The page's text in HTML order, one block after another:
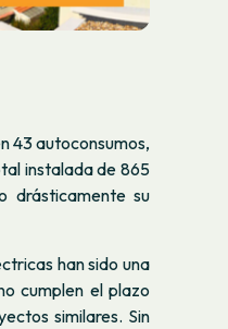
43 autoconsumos,
instalada de 865
drásticamente su
han sido una
cumplen el plazo
similares. Sin